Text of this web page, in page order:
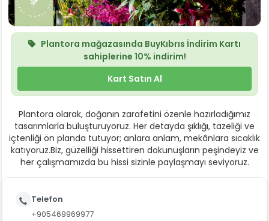
Plantora mağazasında BuyKıbrıs İndirim Kartı
sahiplerine 10% indirim!
Kart Satın Al
Plantora olarak, doğanın zarafetini özenle hazırladığımız
tasarımlarla buluşturuyoruz. Her detayda şıklığı, tazeliği ve
içtenliği ön planda tutuyor; anlara anlam, mekânlara sıcaklık
katıyoruz.Biz, güzelliği hissettiren dokunuşların peşindeyiz ve
her çalışmamızda bu hissi sizinle paylaşmayı seviyoruz.
Telefon
+905469969977